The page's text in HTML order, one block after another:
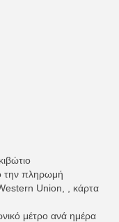
την πληρωμή
Union, , κάρτα
μέτρο ανά ημέρα